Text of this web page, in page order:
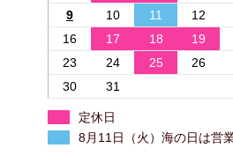
9
10 11 12
16
17 18 19
23
24 25 26
30
31
定休日
8月11日（火）海の日は営